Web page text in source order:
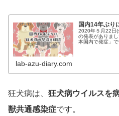
国内14年ぶり
2020年５月22日(
の発表がありま
本国内で発症」
lab-azu-diary.com
狂犬病は、 狂犬病ウイルスを
獣共通感染症です。